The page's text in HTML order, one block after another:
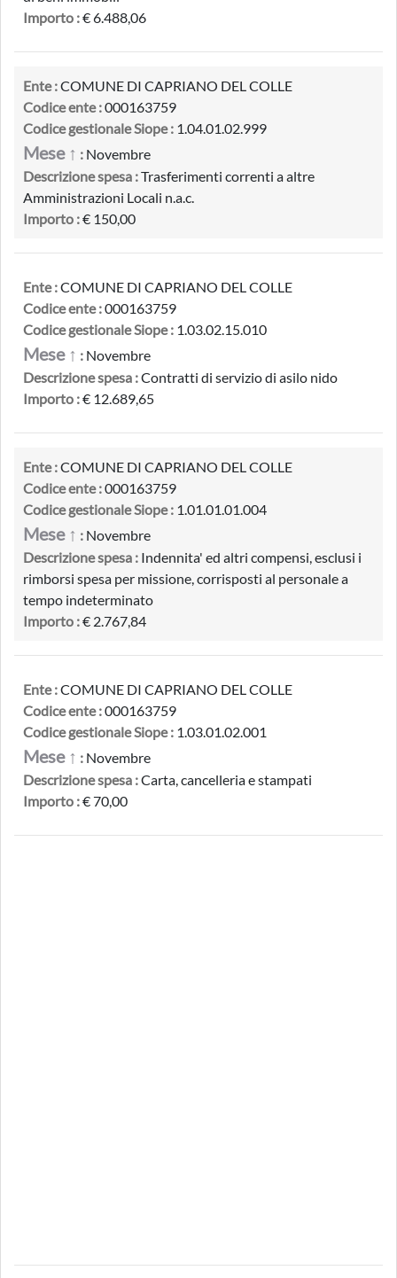
Importo :€ 6.488,06
Ente :COMUNE DI CAPRIANO DEL COLLE
Codice ente :000163759
Codice gestionale Siope : 1.04.01.02.999
Mese ↑ : Novembre
Descrizione spesa :Trasferimenti correnti a altre
Amministrazioni Locali n.a.c.
Importo :€ 150,00
Ente :COMUNE DI CAPRIANO DEL COLLE
Codice ente :000163759
Codice gestionale Siope : 1.03.02.15.010
Mese ↑ : Novembre
Descrizione spesa :Contratti di servizio di asilo nido
Importo :€ 12.689,65
Ente :COMUNE DI CAPRIANO DEL COLLE
Codice ente :000163759
Codice gestionale Siope : 1.01.01.01.004
Mese ↑ : Novembre
Descrizione spesa : Indennita' ed altri compensi, esclusi i
rimborsi spesa per missione, corrisposti al personale a
tempo indeterminato
Importo :€ 2.767,84
Ente :COMUNE DI CAPRIANO DEL COLLE
Codice ente :000163759
Codice gestionale Siope : 1.03.01.02.001
Mese ↑ : Novembre
Descrizione spesa :Carta, cancelleria e stampati
Importo :€ 70,00